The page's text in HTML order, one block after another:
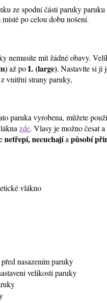
ze spodní části paruky
místě po celou dobu nošení.
nemusíte mít žádné obavy.
až poL (large). Nastavíte si ji
vnitřní strany paruky,
paruka vyrobena, můžete
zde. Vlasy je možno česat
netřepí, necuchajíapůsobí
vlákno
nasazením paruky
velikosti paruky